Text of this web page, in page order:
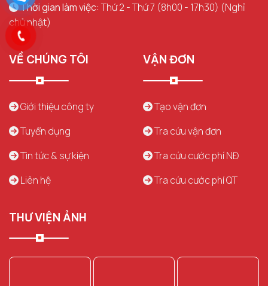
Thời gian làm việc: Thứ 2 - Thứ 7 (8h00 - 17h30) (Nghỉ
chủ nhật)
VỀ CHÚNG TÔI
Giới thiệu công ty
Tuyển dụng
Tin tức & sự kiện
Liên hệ
VẬN ĐƠN
Tạo vận đơn
Tra cứu vận đơn
Tra cứu cước phí NĐ
Tra cứu cước phí QT
THƯ VIỆN ẢNH